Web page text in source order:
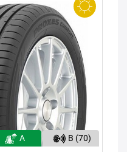
A B (70)